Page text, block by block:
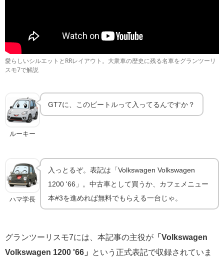
愛らしいシルエットとRRレイアウト。大衆車の歴史に残る名車をグランツーリ
スモ7で解説
ルーキー
GT7に、このビートルって入ってるんですか？
ハマ学長
入っとるぞ。表記は「Volkswagen Volkswagen
1200 '66」。中古車として買うか、カフェメニュー
本#3を進めれば無料でもらえる一台じゃ。
グランツーリスモ7には、本記事の主役が 「Volkswagen
Volkswagen 1200 '66」
という正式表記で収録されていま